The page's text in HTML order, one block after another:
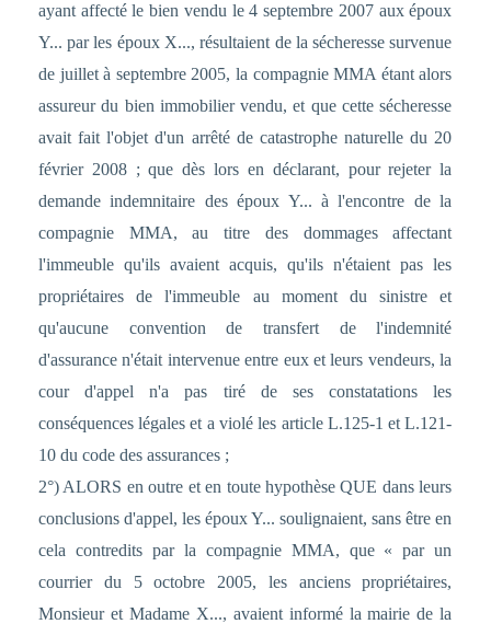
ayant affecté le bien vendu le 4 septembre 2007 aux époux
Y... par les époux X..., résultaient de la sécheresse survenue
de juillet à septembre 2005, la compagnie MMA étant alors
assureur du bien immobilier vendu, et que cette sécheresse
avait fait l'objet d'un arrêté de catastrophe naturelle du 20
février 2008 ; que dès lors en déclarant, pour rejeter la
demande indemnitaire des époux Y... à l'encontre de la
compagnie MMA, au titre des dommages affectant
l'immeuble qu'ils avaient acquis, qu'ils n'étaient pas les
propriétaires de l'immeuble au moment du sinistre et
qu'aucune convention de transfert de l'indemnité
d'assurance n'était intervenue entre eux et leurs vendeurs, la
cour d'appel n'a pas tiré de ses constatations les
conséquences légales et a violé les article L.125-1 et L.121-
10 du code des assurances ;
2°) ALORS en outre et en toute hypothèse QUE dans leurs
conclusions d'appel, les époux Y... soulignaient, sans être en
cela contredits par la compagnie MMA, que « par un
courrier du 5 octobre 2005, les anciens propriétaires,
Monsieur et Madame X..., avaient informé la mairie de la